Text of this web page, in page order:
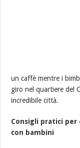
un caffè mentre i
giro nel quartiere del
incredibile città.
Consigli pratici per
con bambini